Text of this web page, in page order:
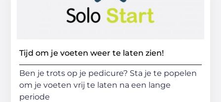
Tijd om je voeten weer te laten zien!
Ben je trots op je pedicure? Sta je te popelen
om je voeten vrij te laten na een lange
periode